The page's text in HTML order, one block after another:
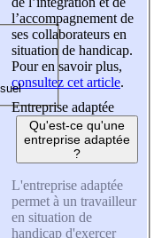
l’accompagnement de
ses collaborateurs en
situation de handicap.
Pour en savoir plus,
consultez cet article.
Entreprise adaptée
Qu'est-ce qu'une
entreprise adaptée
?
L'entreprise adaptée
permet à un travailleur
en situation de
handicap d'exercer